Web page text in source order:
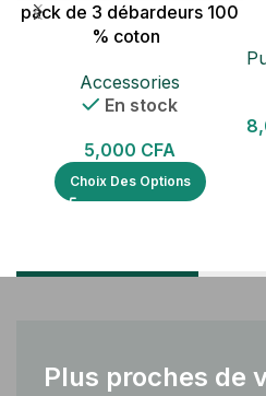
pack de 3 débardeurs 100
% coton
Accessories
En stock
5,000 CFA
Choix Des Options
Plus proches de